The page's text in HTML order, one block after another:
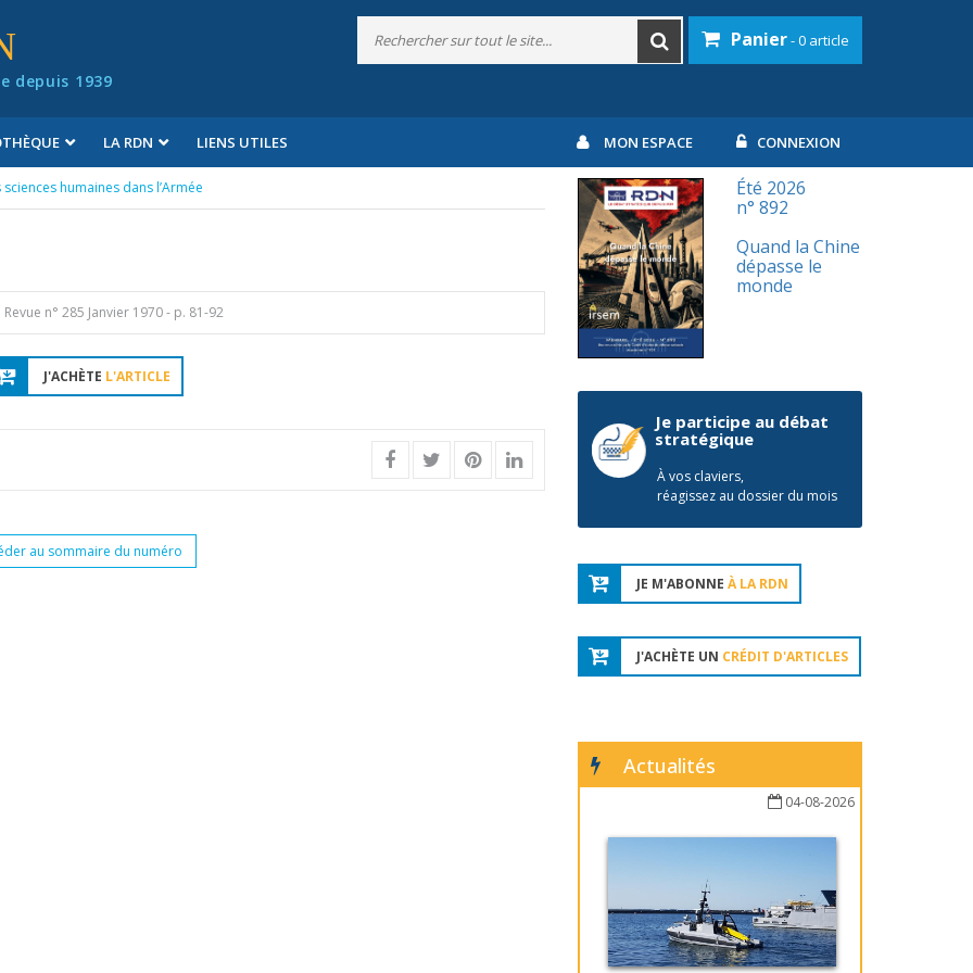
depuis 1939
Panier- 0 article
LA RDN LIENS UTILES MON ESPACE CONNEXION
sciences humaines dans l’Armée
Revue n° 285 Janvier 1970- p. 81-92
J'ACHÈTE L'ARTICLE
au sommaire du numéro
Été 2026
n° 892
Quand la Chine
dépasse le
monde
Je participe au débat
stratégique
À vos claviers,
réagissez au dossier du mois
JE M'ABONNE À LA RDN
J'ACHÈTE UN CRÉDIT D'ARTICLES
Actualités
04-08-2026